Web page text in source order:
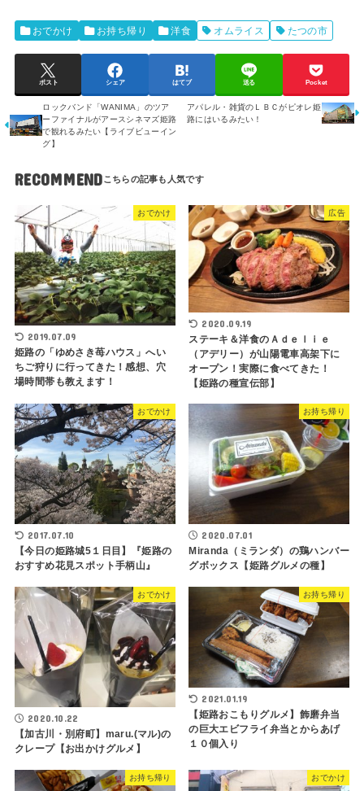
おでかけ お持ち帰り 洋食 オムライス たつの市
ポスト シェア はてブ 送る Pocket
ロックバンド「WANIMA」のツア
ーファイナルがアースシネマズ姫路
で観れるみたい【ライブビューイン
グ】
アパレル・雑貨のＬＢＣがピオレ姫
路にはいるみたい！
RECOMMEND
おでかけ
2019.07.09
姫路の「ゆめさき苺ハウス」へい
ちご狩りに行ってきた！感想、穴
場時間帯も教えます！
広告
2020.09.19
ステーキ＆洋食のＡｄｅｌｉｅ
（アデリー）が山陽電車高架下に
オープン！実際に食べてきた！
【姫路の種宣伝部】
おでかけ
2017.07.10
【今日の姫路城5１日目】『姫路の
おすすめ花見スポット手柄山』
お持ち帰り
2020.07.01
Miranda（ミランダ）の鶏ハンバー
グボックス【姫路グルメの種】
おでかけ
2020.10.22
【加古川・別府町】maru.(マル)の
クレープ【お出かけグルメ】
お持ち帰り
2021.01.19
【姫路おこもりグルメ】飾磨弁当
の巨大エビフライ弁当とからあげ
１０個入り
お持ち帰り おでかけ